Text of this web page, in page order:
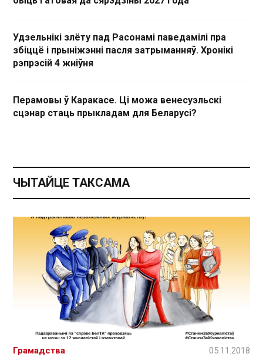
Удзельнікі злёту пад Расонамі паведамілі пра
збіццё і прыніжэнні пасля затрыманняў. Хронікі
рэпрэсій 4 жніўня
Перамовы ў Каракасе. Ці можа венесуэльскі
сцэнар стаць прыкладам для Беларусі?
ЧЫТАЙЦЕ ТАКСАМА
Грамадства 05.11.2018